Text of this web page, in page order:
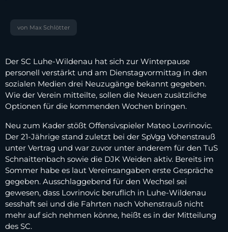
von Max Schlötter
Der SC Luhe-Wildenau hat sich zur Winterpause
personell verstärkt und am Dienstagvormittag in den
sozialen Medien drei Neuzugänge bekannt gegeben.
Wie der Verein mitteilte, sollen die Neuen zusätzliche
Optionen für die kommenden Wochen bringen.
Neu zum Kader stößt Offensivspieler Mateo Lovrinovic.
Der 21-Jährige stand zuletzt bei der SpVgg Vohenstrauß
unter Vertrag und war zuvor unter anderem für den TuS
Schnaittenbach sowie die DJK Weiden aktiv. Bereits im
Sommer habe es laut Vereinsangaben erste Gespräche
gegeben. Ausschlaggebend für den Wechsel sei
gewesen, dass Lovrinovic beruflich in Luhe-Wildenau
sesshaft sei und die Fahrten nach Vohenstrauß nicht
mehr auf sich nehmen könne, heißt es in der Mitteilung
des SC.